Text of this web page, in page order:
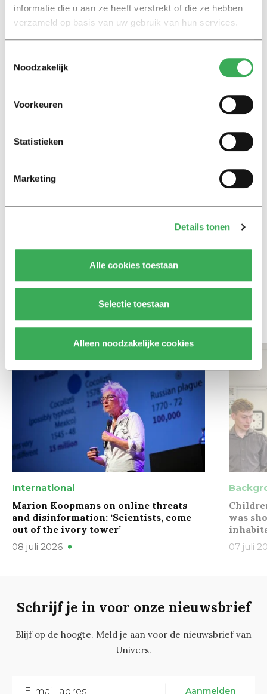
informatie die u aan ze heeft verstrekt of die ze hebben
verzameld op basis van uw gebruik van hun services.
Noodzakelijk
Voorkeuren
Statistieken
Marketing
Details tonen
Alle cookies toestaan
Selectie toestaan
Alleen noodzakelijke cookies
Marion Koopmans over online
bedreigingen en desinformatie:
‘Wetenschappers, kom die
ivoren toren uit’
Hunger Game: ‘Ik schrok, we
kregen er een paar miljoen
studenten de tentamenperiode
Column
Maak het onderwijs flexibel,
zodat studenten zich breder
kunnen ontwikkelen
Bekijk meer recent nieuws
International
Marion Koopmans on online threats
and disinformation: ‘Scientists, come
out of the ivory tower’
08 juli 2026
was
07 juli
Schrijf je in voor onze nieuwsbrief
Blijf op de hoogte. Meld je aan voor de nieuwsbrief van
Univers.
Aanmelden